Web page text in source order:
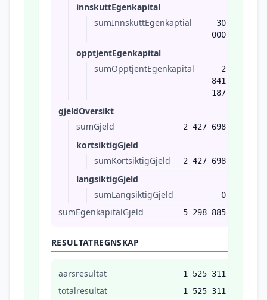
innskuttEgenkapital
sumInnskuttEgenkaptial
30
000
opptjentEgenkapital
sumOpptjentEgenkapital
2
841
187
gjeldOversikt
sumGjeld
2 427 698
kortsiktigGjeld
sumKortsiktigGjeld
2 427 698
langsiktigGjeld
sumLangsiktigGjeld
0
sumEgenkapitalGjeld 5 298 885
RESULTATREGNSKAP
aarsresultat 1 525 311
totalresultat 1 525 311